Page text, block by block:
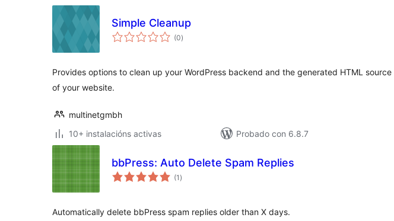
Simple Cleanup
(0valoracións
totais
)
Provides options to clean up your WordPress backend and the generated HTML source
of your website.
multinetgmbh
10+ instalacións activas
Probado con 6.8.7
bbPress: Auto Delete Spam Replies
(1 valoracións
totais
)
Automatically delete bbPress spam replies older than X days.